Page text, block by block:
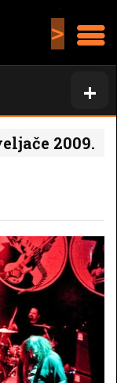
>
+
2009.